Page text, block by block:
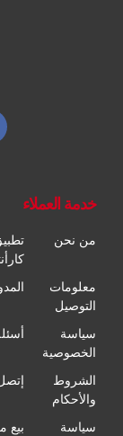
خدمة العملاء
من نحن
معلومات
التوصيل
سياسة
الخصوصية
الشروط
والأحكام
سياسة بيع